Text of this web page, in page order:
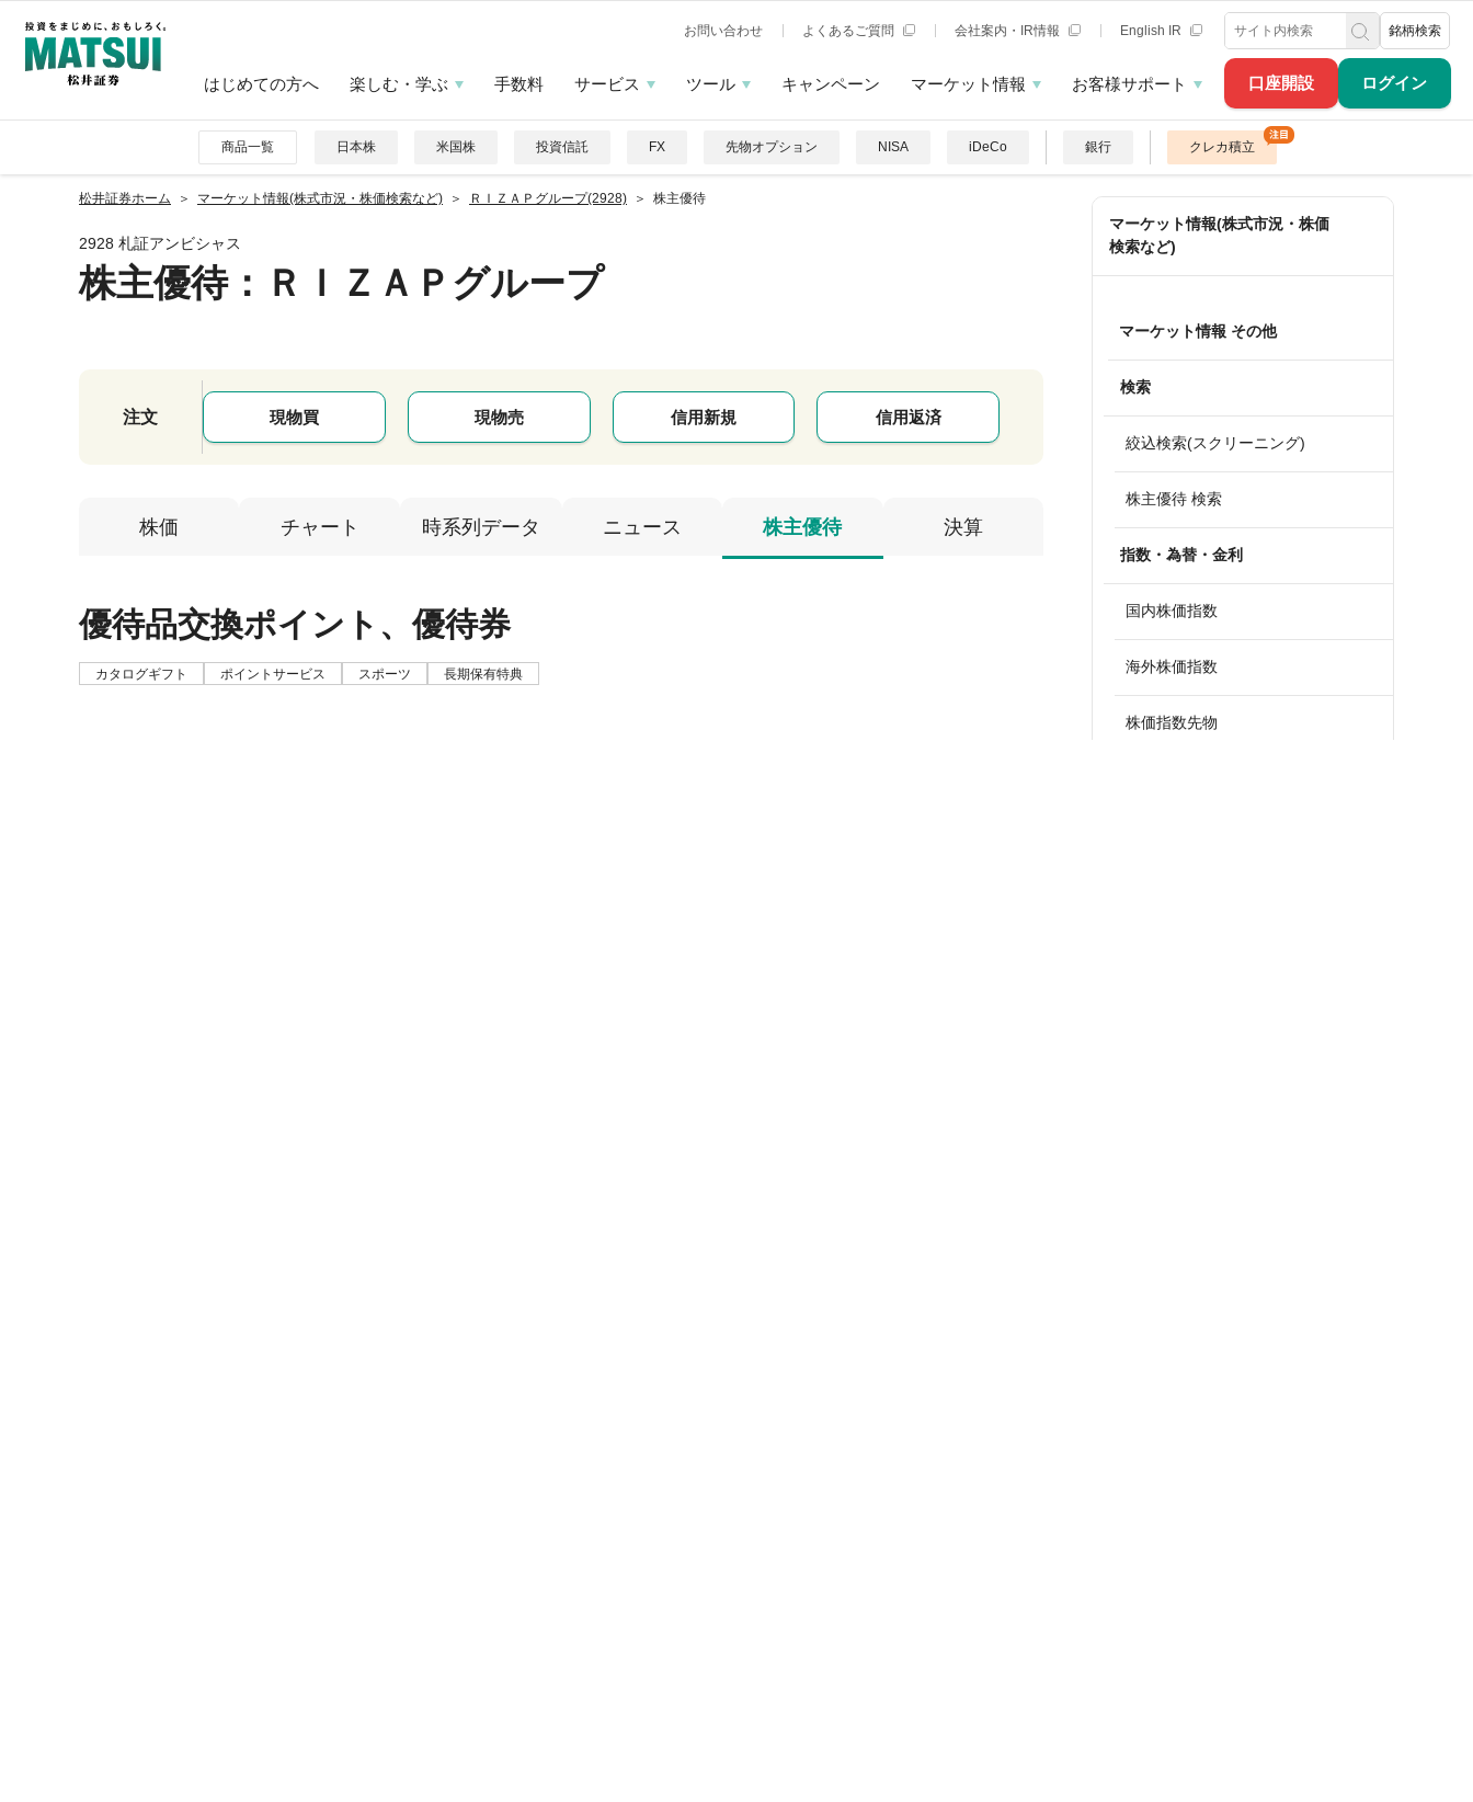
口座開設 ログイン
お問い合わせ よくあるご質問 会社案内・IR情報 English IR 銘柄検索
はじめての方へ 楽しむ・学ぶ 手数料 サービス ツール キャンペーン マーケット情報 お客様サポート
商品一覧 日本株 米国株 投資信託 FX 先物オプション NISA iDeCo 銀行 クレカ積立
松井証券ホーム マーケット情報(株式市況・株価検索など) ＲＩＺＡＰグループ(2928) 株主優待
2928 札証アンビシャス
株主優待：ＲＩＺＡＰグループ
注文 現物買 現物売 信用新規 信用返済
株価 チャート 時系列データ ニュース 株主優待 決算
優待品交換ポイント、優待券
カタログギフト ポイントサービス スポーツ 長期保有特典
マーケット情報(株式市況・株価
検索など)
マーケット情報 その他
検索
絞込検索(スクリーニング)
株主優待 検索
指数・為替・金利
国内株価指数
海外株価指数
株価指数先物